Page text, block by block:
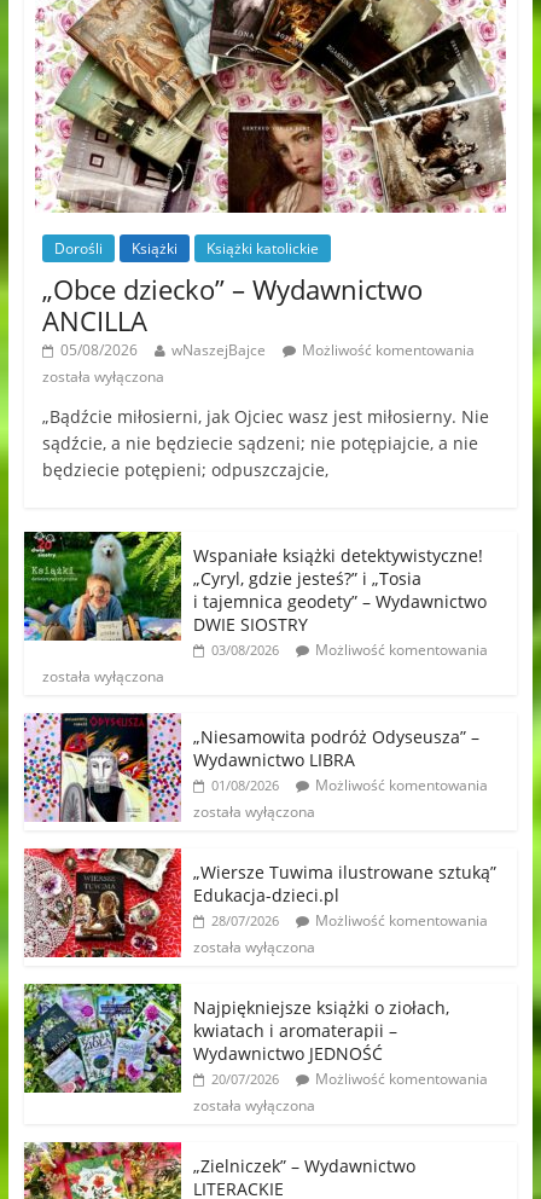
Dorośli Książki Książki katolickie
„Obce dziecko” – Wydawnictwo
ANCILLA
05/08/2026 wNaszejBajce
Możliwość komentowania
została wyłączona
„Bądźcie miłosierni, jak Ojciec wasz jest miłosierny. Nie
sądźcie, a nie będziecie sądzeni; nie potępiajcie, a nie
będziecie potępieni; odpuszczajcie,
Wspaniałe książki detektywistyczne!
„Cyryl, gdzie jesteś?” i „Tosia
i tajemnica geodety” – Wydawnictwo
DWIE SIOSTRY
03/08/2026
Możliwość komentowania
została wyłączona
„Niesamowita podróż Odyseusza” –
Wydawnictwo LIBRA
01/08/2026
Możliwość komentowania
została wyłączona
„Wiersze Tuwima ilustrowane sztuką”
Edukacja-dzieci.pl
28/07/2026
Możliwość komentowania
została wyłączona
Najpiękniejsze książki o ziołach,
kwiatach i aromaterapii –
Wydawnictwo JEDNOŚĆ
20/07/2026
Możliwość komentowania
została wyłączona
„Zielniczek” – Wydawnictwo
LITERACKIE